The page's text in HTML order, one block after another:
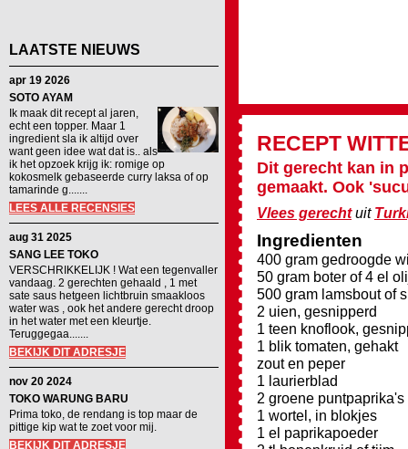
LAATSTE NIEUWS
apr 19 2026
SOTO AYAM
Ik maak dit recept al jaren,
echt een topper. Maar 1
ingredient sla ik altijd over
want geen idee wat dat is.. als
ik het opzoek krijg ik: romige op
kokosmelk gebaseerde curry laksa of op
tamarinde g.......
LEES ALLE RECENSIES
aug 31 2025
SANG LEE TOKO
VERSCHRIKKELIJK ! Wat een tegenvaller
vandaag. 2 gerechten gehaald , 1 met
sate saus hetgeen lichtbruin smaakloos
water was , ook het andere gerecht droop
in het water met een kleurtje.
Teruggegaa.......
BEKIJK DIT ADRESJE
nov 20 2024
TOKO WARUNG BARU
Prima toko, de rendang is top maar de
pittige kip wat te zoet voor mij.
BEKIJK DIT ADRESJE
RECEPT
Dit gerecht kan in
gemaakt. Ook
Vlees gerechtuit
Ingredienten
400 gram gedroogde
50 gram boter of 4 el
500 gram lamsbout of
2 uien, gesnipperd
1 teen knoflook,
1 blik tomaten, gehakt
zout en peper
1 laurierblad
2 groene
1 wortel, in blokjes
1 el paprikapoeder